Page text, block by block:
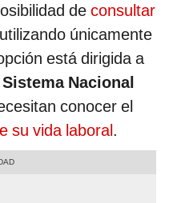
de consultar
utilizando únicamente
está dirigida a
Sistema Nacional
conocer el
su vida laboral.